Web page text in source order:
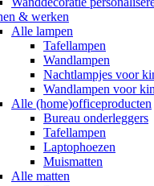
& werken
Alle lampen
Tafellampen
Wandlampen
Nachtlampjes voor
Wandlampen voor
Alle (home)officeproducten
Bureau onderleggers
Tafellampen
Laptophoezen
Muismatten
Alle matten